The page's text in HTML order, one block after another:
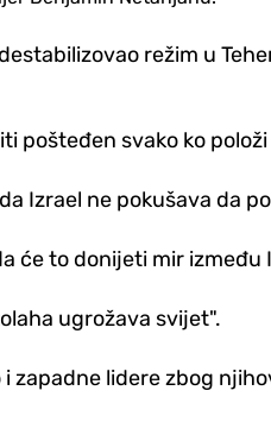
režim u
pošteđen svako ko
Izrael ne pokušava da
će to donijeti mir između
ugrožava svijet".
lidere zbog